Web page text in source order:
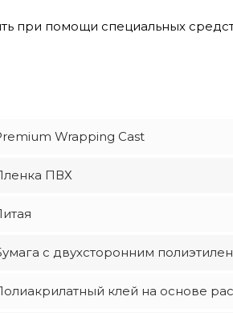
при помощи специальных
Wrapping Cast
ПВХ
с двухсторонним
клей на основе